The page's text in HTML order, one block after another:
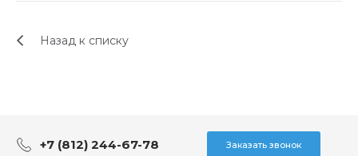
Назад к списку
+7 (812) 244-67-78 Заказать звонок